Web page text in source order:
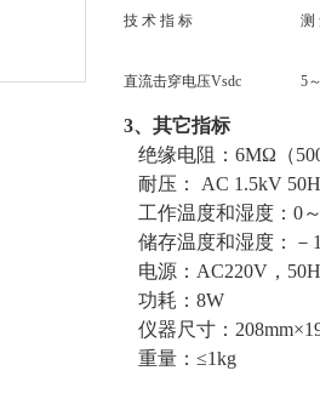
技 术 指 标 测
直流击穿电压Vsdc 5
3、其它指标
绝缘电阻：6MΩ（
耐压： AC 1.5kV
工作温度和湿度：0
储存温度和湿度：
电源：AC220V，
功耗：8W
仪器尺寸：
重量：≤1kg